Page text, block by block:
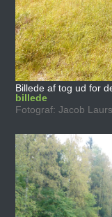
Billede af tog ud for
billede
Fotograf: Jacob